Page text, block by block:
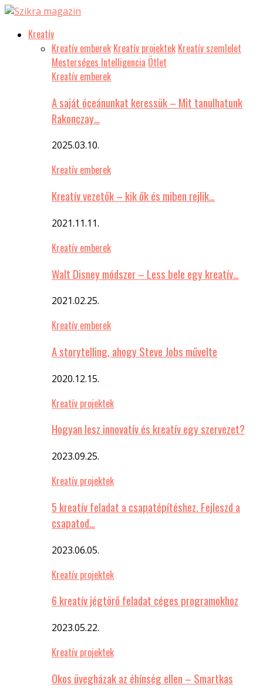
Kreatív
Kreatív emberek Kreatív projektek Kreatív szemlelet
Mesterséges Intelligencia Ötlet
Kreatív emberek
A saját óceánunkat keressük – Mit tanulhatunk
Rakonczay…
2025.03.10.
Kreatív emberek
Kreatív vezetők – kik ők és miben rejlik…
2021.11.11.
Kreatív emberek
Walt Disney módszer – Less bele egy kreatív…
2021.02.25.
Kreatív emberek
A storytelling, ahogy Steve Jobs művelte
2020.12.15.
Kreatív projektek
Hogyan lesz innovatív és kreatív egy szervezet?
2023.09.25.
Kreatív projektek
5 kreatív feladat a csapatépítéshez. Fejleszd a
csapatod…
2023.06.05.
Kreatív projektek
6 kreatív jégtörő feladat céges programokhoz
2023.05.22.
Kreatív projektek
Okos üvegházak az éhínség ellen – Smartkas